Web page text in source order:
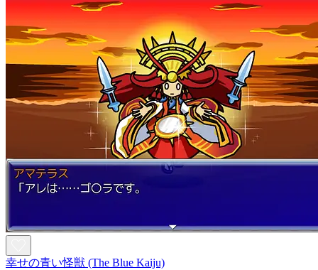
幸せの青い怪獣 (The Blue Kaiju)